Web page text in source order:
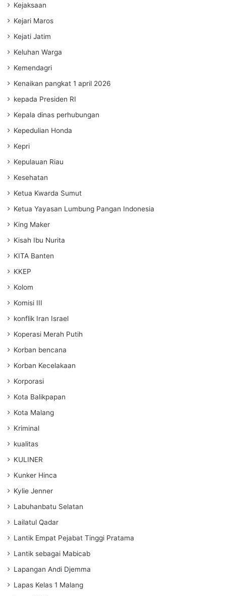
Kejaksaan
Kejari Maros
Kejati Jatim
Keluhan Warga
Kemendagri
Kenaikan pangkat 1 april 2026
kepada Presiden RI
Kepala dinas perhubungan
Kepedulian Honda
Kepri
Kepulauan Riau
Kesehatan
Ketua Kwarda Sumut
Ketua Yayasan Lumbung Pangan Indonesia
King Maker
Kisah Ibu Nurita
KITA Banten
KKEP
Kolom
Komisi III
konflik Iran Israel
Koperasi Merah Putih
Korban bencana
Korban Kecelakaan
Korporasi
Kota Balikpapan
Kota Malang
Kriminal
kualitas
KULINER
Kunker Hinca
Kylie Jenner
Labuhanbatu Selatan
Lailatul Qadar
Lantik Empat Pejabat Tinggi Pratama
Lantik sebagai Mabicab
Lapangan Andi Djemma
Lapas Kelas 1 Malang